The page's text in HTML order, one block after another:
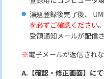
演題登録後完了後、
を必ずご確認ください
受領通知メールが配信
電子メールが返信され
A.【確認・修正画面】に